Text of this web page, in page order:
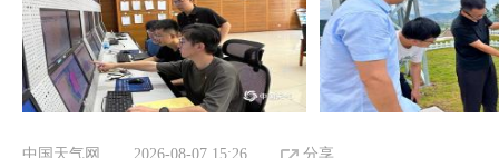
中国天气网 2026-08-07 15:26 分享